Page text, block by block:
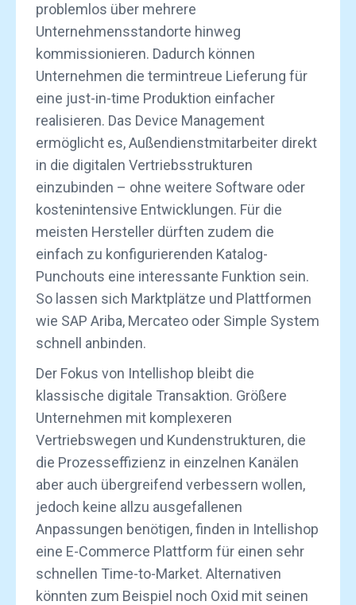
problemlos über mehrere
Unternehmensstandorte hinweg
kommissionieren. Dadurch können
Unternehmen die termintreue Lieferung für
eine just-in-time Produktion einfacher
realisieren. Das Device Management
ermöglicht es, Außendienstmitarbeiter direkt
in die digitalen Vertriebsstrukturen
einzubinden – ohne weitere Software oder
kostenintensive Entwicklungen. Für die
meisten Hersteller dürften zudem die
einfach zu konfigurierenden Katalog-
Punchouts eine interessante Funktion sein.
So lassen sich Marktplätze und Plattformen
wie SAP Ariba, Mercateo oder Simple System
schnell anbinden.
Der Fokus von Intellishop bleibt die
klassische digitale Transaktion. Größere
Unternehmen mit komplexeren
Vertriebswegen und Kundenstrukturen, die
die Prozesseffizienz in einzelnen Kanälen
aber auch übergreifend verbessern wollen,
jedoch keine allzu ausgefallenen
Anpassungen benötigen, finden in Intellishop
eine E-Commerce Plattform für einen sehr
schnellen Time-to-Market. Alternativen
könnten zum Beispiel noch Oxid mit seinen